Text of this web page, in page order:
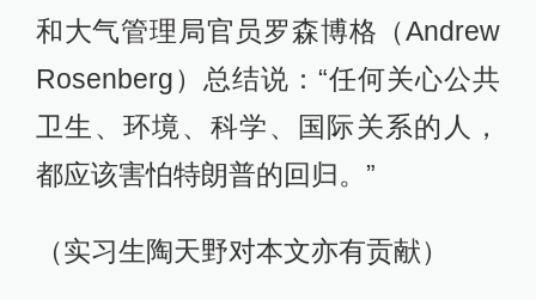
和大气管理局官员罗森博格（Andrew
Rosenberg）总结说：“任何关心公共
卫生、环境、科学、国际关系的人，
都应该害怕特朗普的回归。”
（实习生陶天野对本文亦有贡献）